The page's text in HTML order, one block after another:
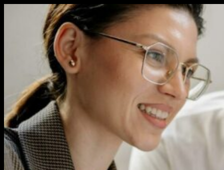
содержимому